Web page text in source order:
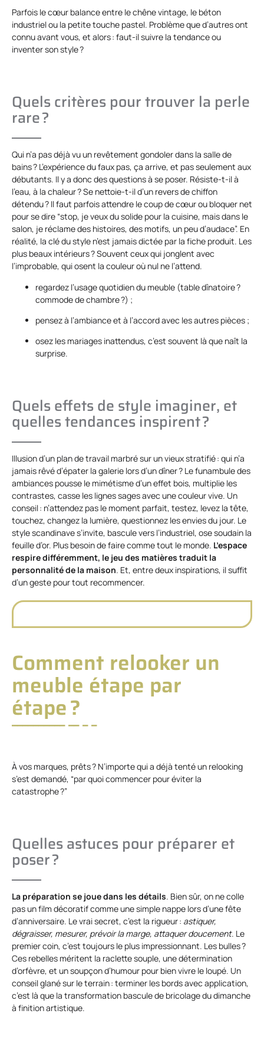
Parfois le cœur balance entre le chêne vintage, le béton
industriel ou la petite touche pastel. Problème que d’autres ont
connu avant vous, et alors : faut-il suivre la tendance ou
inventer son style ?
Quels critères pour trouver la perle
rare ?
Qui n’a pas déjà vu un revêtement gondoler dans la salle de
bains ? L’expérience du faux pas, ça arrive, et pas seulement aux
débutants. Il y a donc des questions à se poser. Résiste-t-il à
l’eau, à la chaleur ? Se nettoie-t-il d’un revers de chiffon
détendu ? Il faut parfois attendre le coup de cœur ou bloquer net
pour se dire “stop, je veux du solide pour la cuisine, mais dans le
salon, je réclame des histoires, des motifs, un peu d’audace”. En
réalité, la clé du style n’est jamais dictée par la fiche produit. Les
plus beaux intérieurs ? Souvent ceux qui jonglent avec
l’improbable, qui osent la couleur où nul ne l’attend.
regardez l’usage quotidien du meuble (table dînatoire ?
commode de chambre ?) ;
pensez à l’ambiance et à l’accord avec les autres pièces ;
osez les mariages inattendus, c’est souvent là que naît la
surprise.
Quels effets de style imaginer, et
quelles tendances inspirent ?
Illusion d’un plan de travail marbré sur un vieux stratifié : qui n’a
jamais rêvé d’épater la galerie lors d’un dîner ? Le funambule des
ambiances pousse le mimétisme d’un effet bois, multiplie les
contrastes, casse les lignes sages avec une couleur vive. Un
conseil : n’attendez pas le moment parfait, testez, levez la tête,
touchez, changez la lumière, questionnez les envies du jour. Le
style scandinave s’invite, bascule vers l’industriel, ose soudain la
feuille d’or. Plus besoin de faire comme tout le monde. L’espace
respire différemment, le jeu des matières traduit la
personnalité de la maison. Et, entre deux inspirations, il suffit
d’un geste pour tout recommencer.
Comment relooker un
meuble étape par
étape ?
À vos marques, prêts ? N’importe qui a déjà tenté un relooking
s’est demandé, “par quoi commencer pour éviter la
catastrophe ?”
Quelles astuces pour préparer et
poser ?
La préparation se joue dans les détails. Bien sûr, on ne colle
pas un film décoratif comme une simple nappe lors d’une fête
d’anniversaire. Le vrai secret, c’est la rigueur : astiquer,
dégraisser, mesurer, prévoir la marge, attaquer doucement. Le
premier coin, c’est toujours le plus impressionnant. Les bulles ?
Ces rebelles méritent la raclette souple, une détermination
d’orfèvre, et un soupçon d’humour pour bien vivre le loupé. Un
conseil glané sur le terrain : terminer les bords avec application,
c’est là que la transformation bascule de bricolage du dimanche
à finition artistique.